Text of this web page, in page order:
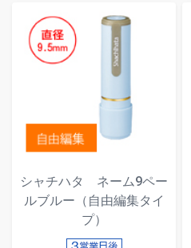
シャチハタ ネーム9ペー
ルブルー（自由編集タイ
プ）